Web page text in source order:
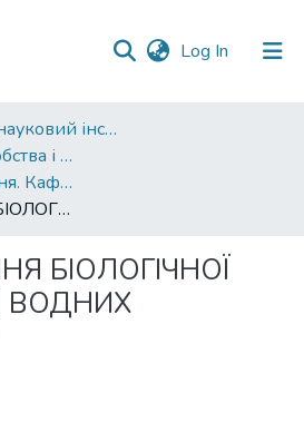
Log In (current)
Навчально-науковий інститут агротехнологій, селекції та екології
Кафедра землеробства і агрохімії ім. В.І.Сазанова
Друковані видання. Кафедра землеробства і агрохімії ім. В.І.Сазанова
ДОСЛІДЖЕННЯ БІОЛОГІЧНОЇ АКТИВНОСТІ ВОДНИХ ЕКСТРАКТІВ
БІОЛОГІЧНОЇ
ВОДНИХ